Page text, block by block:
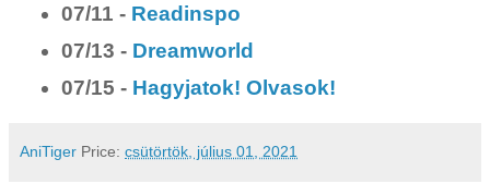
07/11 - Readinspo
07/13 - Dreamworld
07/15 - Hagyjatok! Olvasok!
AniTiger Price: csütörtök, július 01, 2021